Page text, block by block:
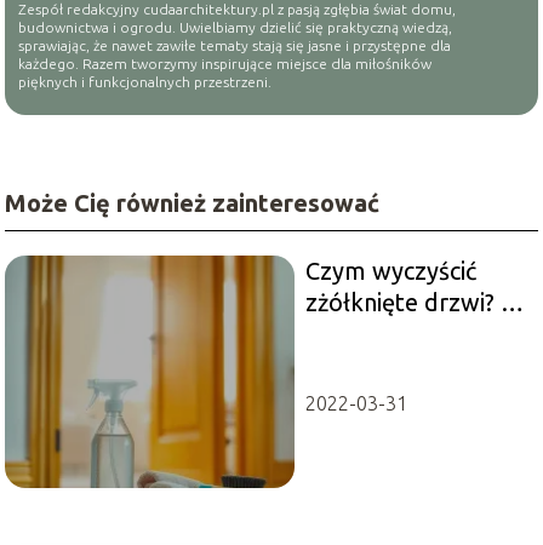
Zespół redakcyjny cudaarchitektury.pl z pasją zgłębia świat domu,
budownictwa i ogrodu. Uwielbiamy dzielić się praktyczną wiedzą,
sprawiając, że nawet zawiłe tematy stają się jasne i przystępne dla
każdego. Razem tworzymy inspirujące miejsce dla miłośników
pięknych i funkcjonalnych przestrzeni.
Może Cię również zainteresować
Czym wyczyścić
zżółknięte drzwi? 7
blasku
2022-03-31